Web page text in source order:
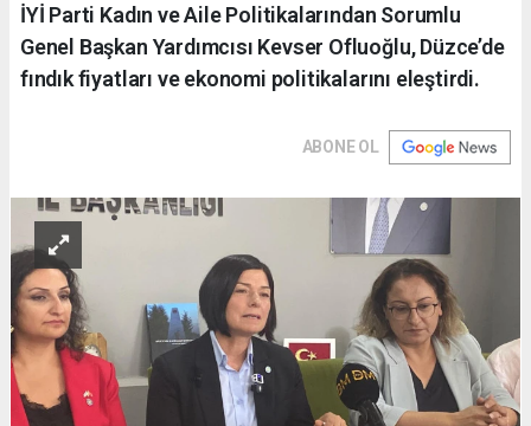
İYİ Parti Kadın ve Aile Politikalarından Sorumlu
Genel Başkan Yardımcısı Kevser Ofluoğlu, Düzce’de
fındık fiyatları ve ekonomi politikalarını eleştirdi.
ABONE OL